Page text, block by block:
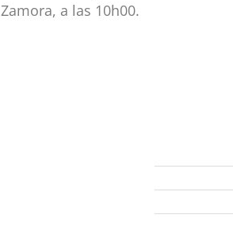
Zamora, a las 10h00.
Webmail
Zamora
Yantzaza